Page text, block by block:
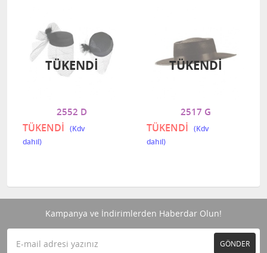
2552 D
TÜKENDİ
TÜKENDI
2517 G
TÜKENDİ
TÜKENDI
Kampanya ve İndirimlerden Haberdar Olun!
GÖNDER